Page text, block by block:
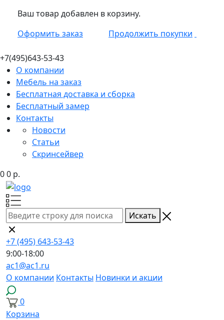
Ваш товар добавлен в корзину.
Оформить заказ
Продолжить покупки
+7(495)643-53-43
О компании
Мебель на заказ
Бесплатная доставка и сборка
Бесплатный замер
Контакты
Новости
Статьи
Скринсейвер
00 р.
Искать
+7 (495) 643-53-43
9:00-18:00
ac1@ac1.ru
О компании Контакты Новинки и акции
0
Корзина